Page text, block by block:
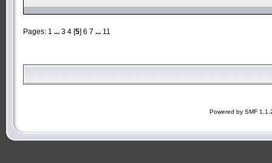
Pages: 1 ... 3 4 [5] 6 7 ... 11
Powered by SMF